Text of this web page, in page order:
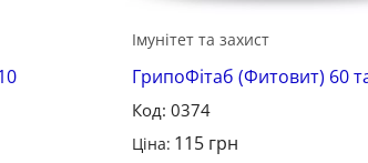
Імунітет та захист
ГрипоФітаб (Фитовит) 60
Код: 0374
Ціна: 115 грн